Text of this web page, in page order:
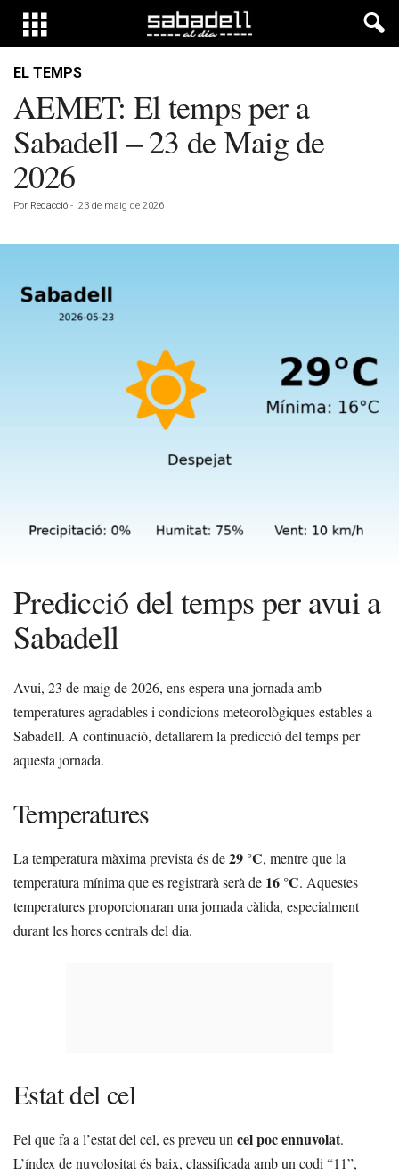
EL TEMPS
AEMET: El temps per a
Sabadell – 23 de Maig de
2026
Por Redacció - 23 de maig de 2026
Predicció del temps per avui a
Sabadell
Avui, 23 de maig de 2026, ens espera una jornada amb
temperatures agradables i condicions meteorològiques estables a
Sabadell. A continuació, detallarem la predicció del temps per
aquesta jornada.
Temperatures
La temperatura màxima prevista és de29 °C, mentre que la
temperatura mínima que es registrarà serà de 16 °C. Aquestes
temperatures proporcionaran una jornada càlida, especialment
durant les hores centrals del dia.
Estat del cel
Pel que fa a l’estat del cel, es preveu uncel poc ennuvolat.
L’índex de nuvolositat és baix, classificada amb un codi “11”,